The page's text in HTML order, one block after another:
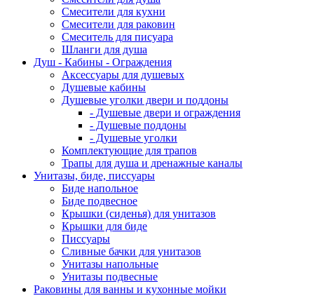
Смесители для кухни
Смесители для раковин
Смеситель для писуара
Шланги для душа
Душ - Кабины - Ограждения
Аксессуары для душевых
Душевые кабины
Душевые уголки двери и поддоны
- Душевые двери и ограждения
- Душевые поддоны
- Душевые уголки
Комплектующие для трапов
Трапы для душа и дренажные каналы
Унитазы, биде, писсуары
Биде напольное
Биде подвесное
Крышки (сиденья) для унитазов
Крышки для биде
Писсуары
Сливные бачки для унитазов
Унитазы напольные
Унитазы подвесные
Раковины для ванны и кухонные мойки